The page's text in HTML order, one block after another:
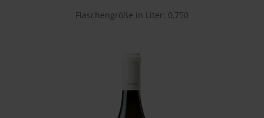
Flaschengröße in Liter: 0,750